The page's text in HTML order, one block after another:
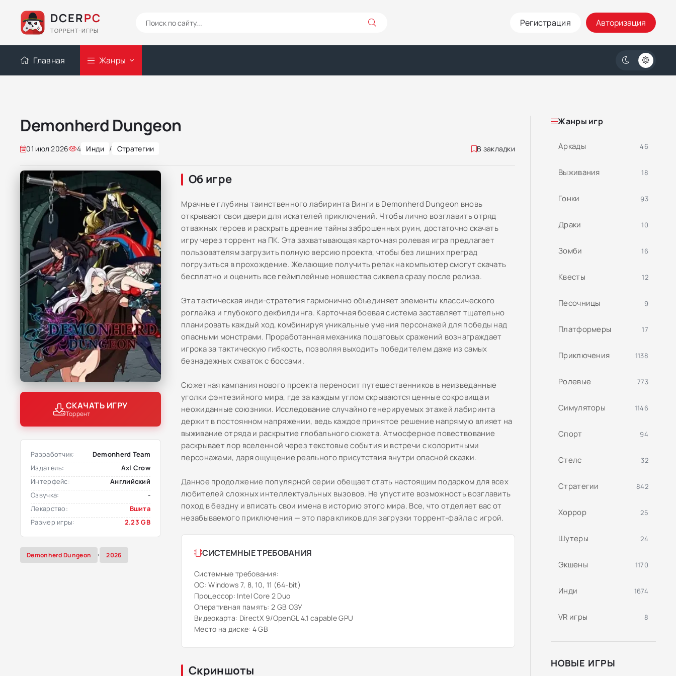
DCERPC
ТОРРЕНТ-ИГРЫ
Регистрация Авторизация
Главная Жанры
Demonherd Dungeon
01 июл 2026 4 Инди / Стратегии В закладки
СКАЧАТЬ ИГРУ
Торрент
Разработчик:
Demonherd Team
Издатель:
Axl Crow
Интерфейс:
Английский
Озвучка:
-
Лекарство:
Вшита
Размер игры:
2.23 GB
Demonherd Dungeon , 2026
Об игре
Мрачные глубины таинственного лабиринта Винги в Demonherd Dungeon вновь
открывают свои двери для искателей приключений. Чтобы лично возглавить отряд
отважных героев и раскрыть древние тайны заброшенных руин, достаточно скачать
игру через торрент на ПК. Эта захватывающая карточная ролевая игра предлагает
пользователям загрузить полную версию проекта, чтобы без лишних преград
погрузиться в прохождение. Желающие получить репак на компьютер смогут скачать
бесплатно и оценить все геймплейные новшества сиквела сразу после релиза.
Эта тактическая инди-стратегия гармонично объединяет элементы классического
роглайка и глубокого декбилдинга. Карточная боевая система заставляет тщательно
планировать каждый ход, комбинируя уникальные умения персонажей для победы над
опасными монстрами. Проработанная механика пошаговых сражений вознаграждает
игрока за тактическую гибкость, позволяя выходить победителем даже из самых
безнадежных схваток с боссами.
Сюжетная кампания нового проекта переносит путешественников в неизведанные
уголки фэнтезийного мира, где за каждым углом скрываются ценные сокровища и
неожиданные союзники. Исследование случайно генерируемых этажей лабиринта
держит в постоянном напряжении, ведь каждое принятое решение напрямую влияет на
выживание отряда и раскрытие глобального сюжета. Атмосферное повествование
раскрывает лор вселенной через текстовые события и встречи с колоритными
персонажами, даря ощущение реального присутствия внутри опасной сказки.
Данное продолжение популярной серии обещает стать настоящим подарком для всех
любителей сложных интеллектуальных вызовов. Не упустите возможность возглавить
поход в бездну и вписать свои имена в историю этого мира. Все, что отделяет вас от
незабываемого приключения — это пара кликов для загрузки торрент-файла с игрой.
СИСТЕМНЫЕ ТРЕБОВАНИЯ
Системные требования:
ОС: Windows 7, 8, 10, 11 (64-bit)
Процессор: Intel Core 2 Duo
Оперативная память: 2 GB ОЗУ
Видеокарта: DirectX 9/OpenGL 4.1 capable GPU
Место на диске: 4 GB
Скриншоты
Жанры игр
Аркады 46
Выживания 18
Гонки 93
Драки 10
Зомби 16
Квесты 12
Песочницы 9
Платформеры 17
Приключения 1138
Ролевые 773
Симуляторы 1146
Спорт 94
Стелс 32
Стратегии 842
Хоррор 25
Шутеры 24
Экшены 1170
Инди 1674
VR игры 8
НОВЫЕ ИГРЫ